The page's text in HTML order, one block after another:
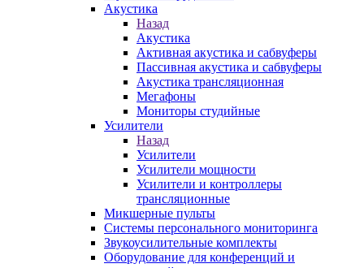
Акустика
Назад
Акустика
Активная акустика и сабвуферы
Пассивная акустика и сабвуферы
Акустика трансляционная
Мегафоны
Мониторы студийные
Усилители
Назад
Усилители
Усилители мощности
Усилители и контроллеры
трансляционные
Микшерные пульты
Системы персонального мониторинга
Звукоусилительные комплекты
Оборудование для конференций и